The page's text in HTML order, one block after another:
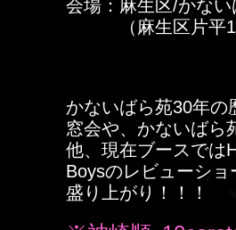
会場：麻生区/かない
（麻生区片平
かないばら苑30年の
窓会や、かないばら
他、現在ブースでは
Boysのレビューシ
盛り上がり！！！